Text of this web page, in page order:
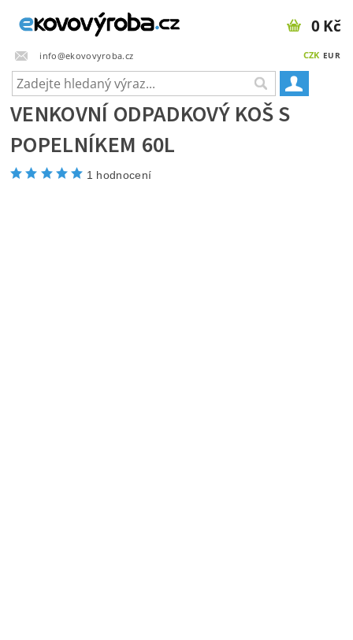
info@ekovovyroba.cz CZK EUR
0 Kč
VENKOVNÍ ODPADKOVÝ KOŠ S
POPELNÍKEM 60L
1 hodnocení